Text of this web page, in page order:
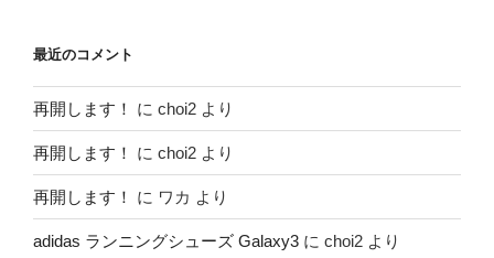
最近のコメント
再開します！ に choi2 より
再開します！ に choi2 より
再開します！ に ワカ より
adidas ランニングシューズ Galaxy3 に choi2 より